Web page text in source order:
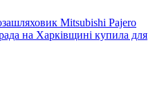
Mitsubishi Pajero
на Харківщині купила для